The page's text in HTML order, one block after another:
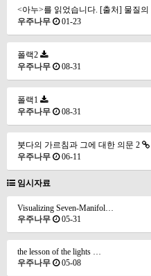
<아누>를 읽었습니다. [출처] 물질
우주나무
01-23
폴랙2
우주나무
08-31
폴랙1
우주나무
08-31
붓다의 가르침과 그에 대한 의문 2
우주나무
06-11
임시자료
Visualizing Seven-Manifol…
우주나무
05-31
the lesson of the lights …
우주나무
05-08